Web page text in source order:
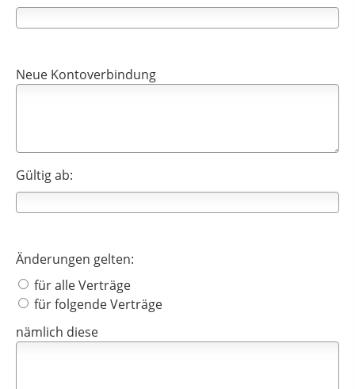
Neue Kontoverbindung
Gültig ab:
Änderungen gelten:
für alle Verträge
für folgende Verträge
nämlich diese